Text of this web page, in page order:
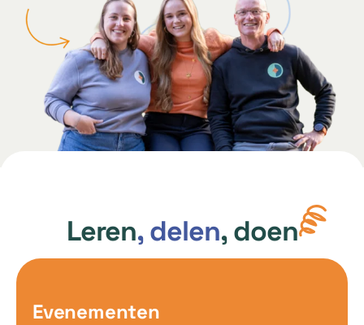
Leren, delen, doen
Evenementen